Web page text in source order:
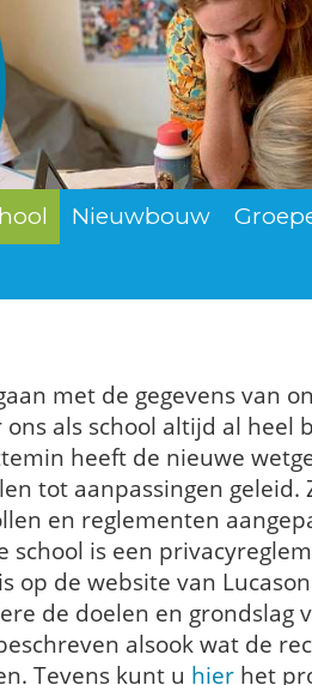
Nieuwbouw
met de gegevens van
als school altijd al heel
heeft de nieuwe
tot aanpassingen geleid.
en reglementen
school is een
op de website van
de doelen en grondslag
alsook wat de
Tevens kunt u hier het